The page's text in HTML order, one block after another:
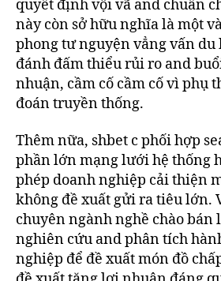
quyết định vội vã and chuẩn
này còn sở hữu nghĩa là một
phong tư nguyện vẳng vấn du
đánh đấm thiểu rủi ro and
nhuận, cầm cố cầm cố vì phụ
đoán truyền thống.
Thêm nữa, shbet c phối hợp
phần lớn mạng lưới hệ thống
phép doanh nghiệp cải thiện
không đề xuất gửi ra tiêu lớn.
chuyên ngành nghề chào bán
nghiên cứu and phân tích
nghiệp để đề xuất món đồ